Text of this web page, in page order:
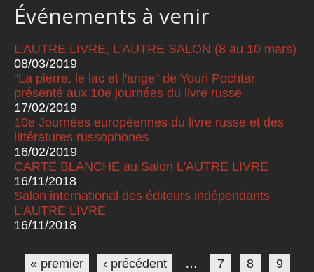
Événements à venir
L'AUTRE LIVRE, L'AUTRE SALON (8 au 10 mars)
08/03/2019
"La pierre, le lac et l'ange" de Youri Pochtar
présenté aux 10e journées du livre russe
17/02/2019
10e Journées européennes du livre russe et des
littératures russophones
16/02/2019
CARTE BLANCHE au Salon L'AUTRE LIVRE
16/11/2018
Salon international des éditeurs indépendants
L'AUTRE LIVRE
16/11/2018
Pages
« premier ‹ précédent … 7 8 9